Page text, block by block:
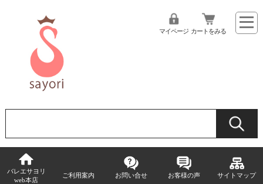
マイページ カートをみる
バレエサヨリ
web本店
ご利用案内 お問い合せ お客様の声 サイトマップ